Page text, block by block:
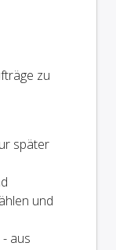
zu
später
und
aus